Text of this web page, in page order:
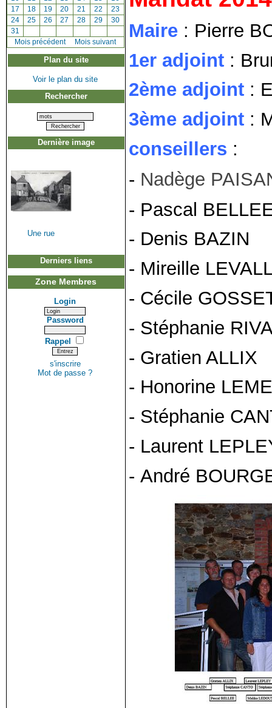
[17 [18] [19] [20 [21 [22 [23
[24] [25] [26 [27 [28 [29 [30
[31
[Mois précédent] Mois suivant
Plan du site
Voir le plan du site
Rechercher
Dernière image
Une rue
Derniers liens
Zone Membres
Login
Password
Rappel
s'inscrire
Mot de passe ?
Maire: Pierre
1er adjoint:
2ème adjoint:
3ème adjoint :
conseillers :
- Nadège
- Pascal
- Denis BAZIN
- Mireille
- Cécile
- Stéphanie
- Gratien ALLIX
- Honorine
- Stéphanie
- Laurent
- André